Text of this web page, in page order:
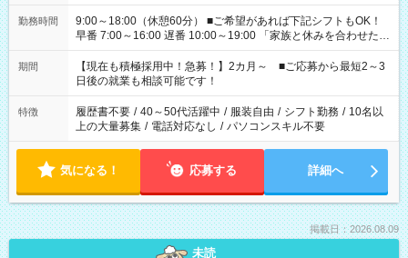
勤務時間
9:00～18:00（休憩60分） ■ご希望があれば下記シフトもOK！
早番 7:00～16:00 遅番 10:00～19:00 「家族と休みを合わせた
い」 「余裕を持って夕飯の準備がしたい」 「できれば残業はし
たくない」 など、ご希望を教えてくださいね。 ※Wワーク希望
の方へ 今ご覧のお仕事で希望する勤務時間と、もう1つのお仕事
の勤務時間。 合計で週40時間を超える場合は応募できません。
期間
【現在も積極採用中！急募！】2カ月～ ■ご応募から最短2～3
日後の就業も相談可能です！
特徴 履歴書不要 / 40～50代活躍中 / 服装自由 / シフト勤務 / 10名以
上の大量募集 / 電話対応なし / パソコンスキル不要
気になる！ 応募する 詳細へ
掲載日：2026.08.09
未読